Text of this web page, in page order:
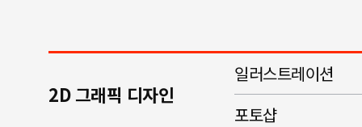
2D 그래픽 디자인
일러스트레이션
포토샵